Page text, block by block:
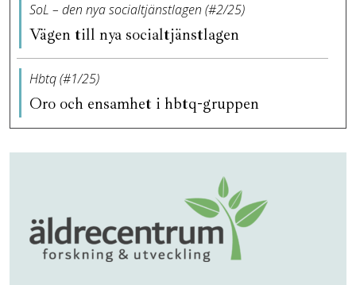
SoL – den nya socialtjänstlagen (#2/25)
Vägen till nya socialtjänstlagen
Hbtq (#1/25)
Oro och ensamhet i hbtq-gruppen